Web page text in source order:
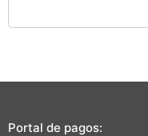
Portal de pagos: